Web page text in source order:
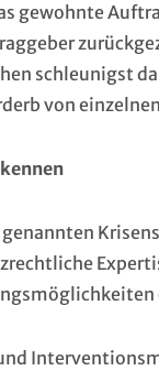
gewohnte
schleunigst
von